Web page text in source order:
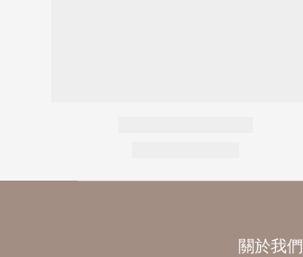
關於我們